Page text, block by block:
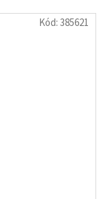
Kód:385621